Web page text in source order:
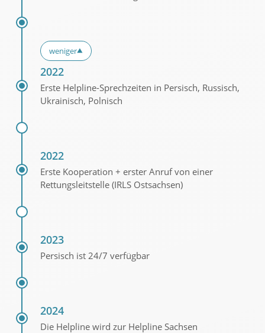
weniger▼
2022
Erste Helpline-Sprechzeiten in Persisch, Russisch,
Ukrainisch, Polnisch
2022
Erste Kooperation + erster Anruf von einer
Rettungsleitstelle (IRLS Ostsachsen)
2023
Persisch ist 24/7 verfügbar
2024
Die Helpline wird zur Helpline Sachsen